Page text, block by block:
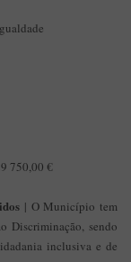
750,00 €
| O Município tem
Discriminação, sendo
inclusiva e de